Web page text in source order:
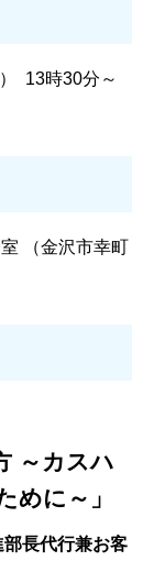
13時30分～
（金沢市幸町
～カスハ
めに～」
長代行兼お客